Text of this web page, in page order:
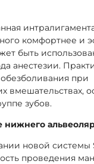
комфортнее и
быть
анестезии.
при
вмешательствах,
зубов.
нижнего
новой системы
проведения